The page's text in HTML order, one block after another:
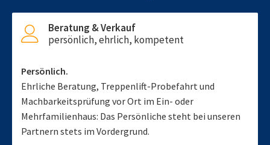
Beratung & Verkauf
persönlich, ehrlich, kompetent
Persönlich.
Ehrliche Beratung, Treppenlift-Probefahrt und
Machbarkeitsprüfung vor Ort im Ein- oder
Mehrfamilienhaus: Das Persönliche steht bei unseren
Partnern stets im Vordergrund.